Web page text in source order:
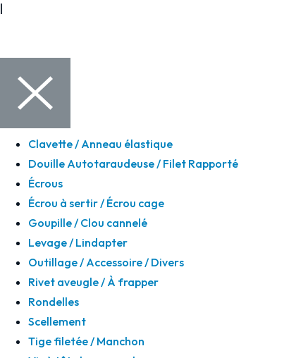
|
Clavette / Anneau élastique
Douille Autotaraudeuse / Filet Rapporté
Écrous
Écrou à sertir / Écrou cage
Goupille / Clou cannelé
Levage / Lindapter
Outillage / Accessoire / Divers
Rivet aveugle / À frapper
Rondelles
Scellement
Tige filetée / Manchon